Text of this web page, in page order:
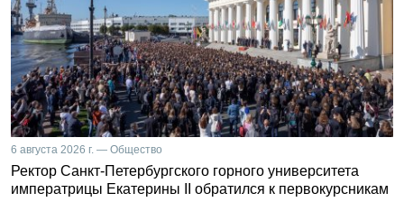
6 августа 2026 г. — Общество
Ректор Санкт-Петербургского горного университета
императрицы Екатерины II обратился к первокурсникам